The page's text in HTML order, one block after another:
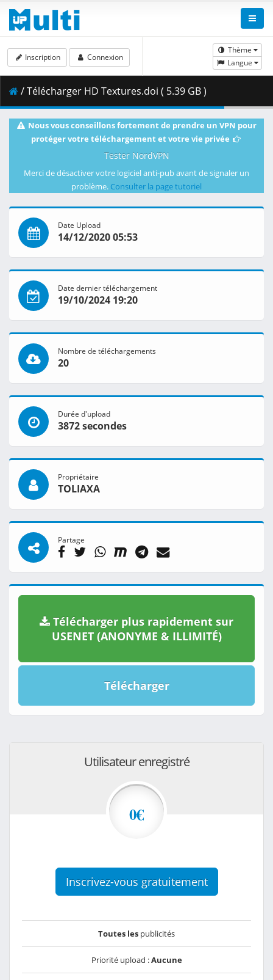
Thème
Langue
Inscription Connexion
/ Télécharger HD Textures.doi ( 5.39 GB )
Nous vous conseillons fortement de prendre un VPN pour
protéger votre téléchargement et votre vie privée
Tester NordVPN
Merci de désactiver votre logiciel anti-pub avant de signaler un
problème. Consulter la page tutoriel
Date Upload
14/12/2020 05:53
Date dernier téléchargement
19/10/2024 19:20
Nombre de téléchargements
20
Durée d'upload
3872 secondes
Propriétaire
TOLIAXA
Partage
Télécharger plus rapidement sur
USENET (ANONYME & ILLIMITÉ)
Télécharger
Utilisateur enregistré
0€
Inscrivez-vous gratuitement
Toutes les publicités
Priorité upload :Aucune